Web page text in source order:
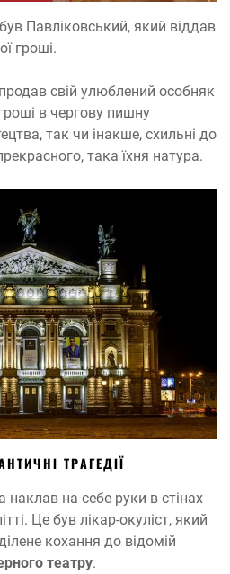
Павліковський, який віддав
гроші.
продав свій улюблений особняк
в чергову пишну
так чи інакше, схильні до
така їхня натура.
ТРАГЕДІЇ
на себе руки в стінах
Це був лікар-окуліст, який
кохання до відомій
театру.